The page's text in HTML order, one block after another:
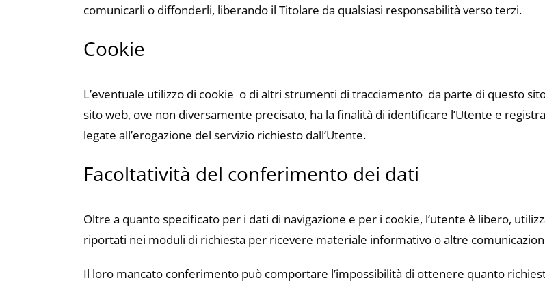
comunicarli o diffonderli, liberando il Titolare da qualsiasi responsabilità verso terzi.
Cookie
L’eventuale utilizzo di cookie ­ o di altri strumenti di tracciamento ­ da parte di questo
sito web, ove non diversamente precisato, ha la finalità di identificare l’Utente e
legate all’erogazione del servizio richiesto dall’Utente.
Facoltatività del conferimento dei dati
Oltre a quanto specificato per i dati di navigazione e per i cookie, l’utente è libero,
riportati nei moduli di richiesta per ricevere materiale informativo o altre
Il loro mancato conferimento può comportare l’impossibilità di ottenere quanto